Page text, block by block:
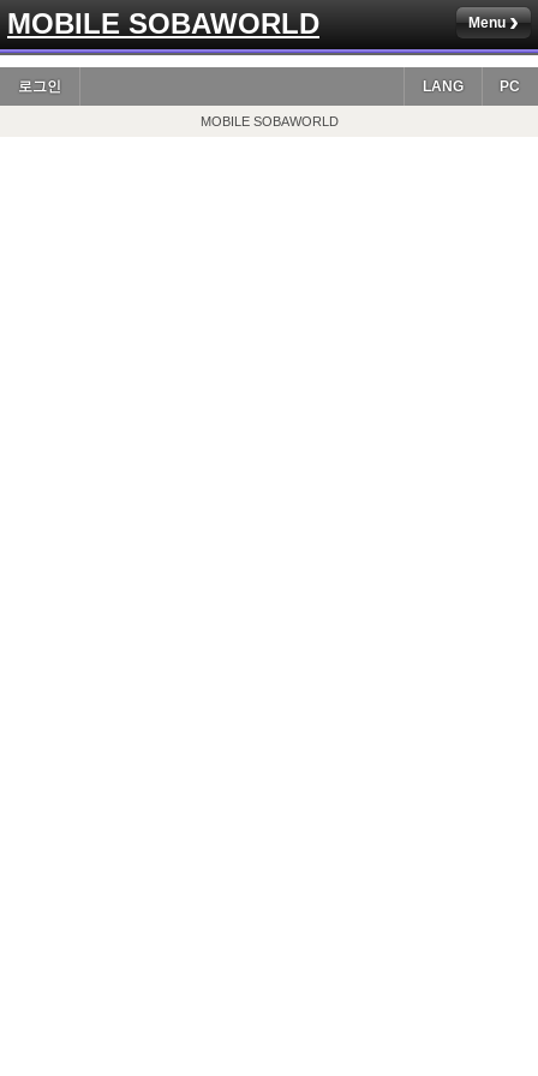
MOBILE SOBAWORLD Menu
로그인 PC
LANG
MOBILE SOBAWORLD